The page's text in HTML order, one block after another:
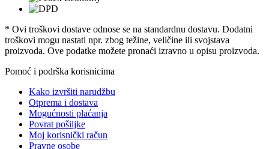
* Ovi troškovi dostave odnose se na standardnu ​​dostavu. Dodatni
troškovi mogu nastati npr. zbog težine, veličine ili svojstava
proizvoda. Ove podatke možete pronaći izravno u opisu proizvoda.
Pomoć i podrška korisnicima
Kako izvršiti narudžbu
Otprema i dostava
Mogućnosti plaćanja
Povrat pošiljke
Moj korisnički račun
Pravne osobe